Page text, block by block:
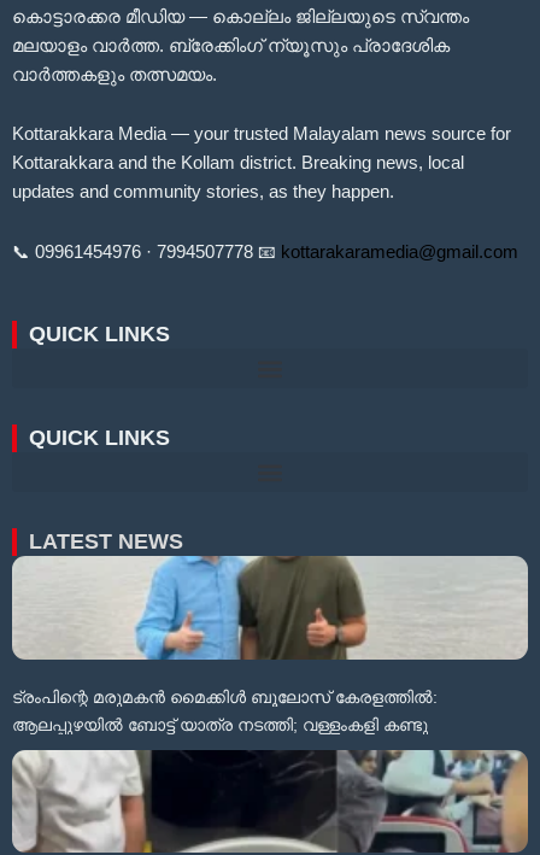
കൊട്ടാരക്കര മീഡിയ — കൊല്ലം ജില്ലയുടെ സ്വന്തം
മലയാളം വാർത്ത. ബ്രേക്കിംഗ് ന്യൂസും പ്രാദേശിക
വാർത്തകളും തത്സമയം.
Kottarakkara Media — your trusted Malayalam news source for
Kottarakkara and the Kollam district. Breaking news, local
updates and community stories, as they happen.
📞 09961454976 · 7994507778 📧 kottarakaramedia@gmail.com
QUICK LINKS
QUICK LINKS
LATEST NEWS
ട്രംപിന്റെ മരുമകൻ മൈക്കിൾ ബൂലോസ് കേരളത്തിൽ:
ആലപ്പുഴയിൽ ബോട്ട് യാത്ര നടത്തി; വള്ളംകളി കണ്ടു